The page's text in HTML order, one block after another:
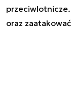
przeciwlotnicze.
oraz